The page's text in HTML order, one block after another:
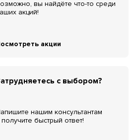
вы найдёте что-то среди
акций!
акции
с выбором?
нашим консультантам
быстрый ответ!